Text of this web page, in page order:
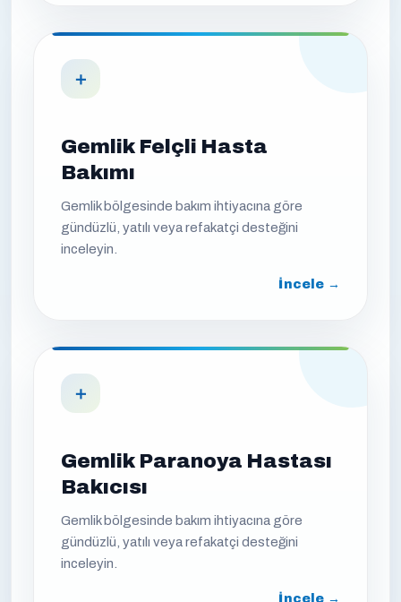
＋
Gemlik Felçli Hasta
Bakımı
Gemlik bölgesinde bakım ihtiyacına göre
gündüzlü, yatılı veya refakatçi desteğini
inceleyin.
İncele →
＋
Gemlik Paranoya Hastası
Bakıcısı
Gemlik bölgesinde bakım ihtiyacına göre
gündüzlü, yatılı veya refakatçi desteğini
inceleyin.
İncele →